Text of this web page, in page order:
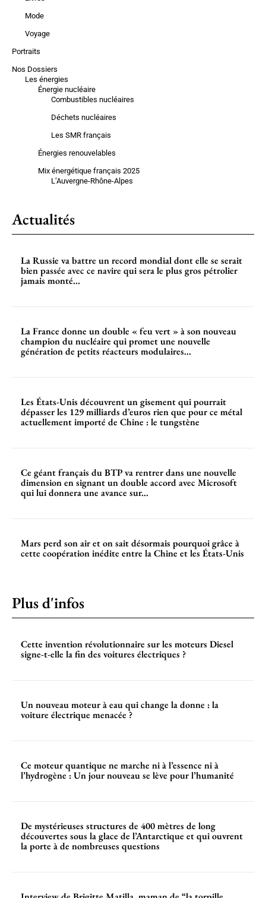
Mode
Voyage
Portraits
Nos Dossiers
Les énergies
Énergie nucléaire
Combustibles nucléaires
Déchets nucléaires
Les SMR français
Énergies renouvelables
Mix énergétique français 2025
L’Auvergne-Rhône-Alpes
Actualités
La Russie va battre un record mondial dont elle se serait
bien passée avec ce navire qui sera le plus gros pétrolier
jamais monté...
La France donne un double « feu vert » à son nouveau
champion du nucléaire qui promet une nouvelle
génération de petits réacteurs modulaires...
Les États-Unis découvrent un gisement qui pourrait
dépasser les 129 milliards d’euros rien que pour ce métal
actuellement importé de Chine : le tungstène
Ce géant français du BTP va rentrer dans une nouvelle
dimension en signant un double accord avec Microsoft
qui lui donnera une avance sur...
Mars perd son air et on sait désormais pourquoi grâce à
cette coopération inédite entre la Chine et les États-Unis
Plus d'infos
Cette invention révolutionnaire sur les moteurs Diesel
signe-t-elle la fin des voitures électriques ?
Un nouveau moteur à eau qui change la donne : la
voiture électrique menacée ?
Ce moteur quantique ne marche ni à l’essence ni à
l’hydrogène : Un jour nouveau se lève pour l’humanité
De mystérieuses structures de 400 mètres de long
découvertes sous la glace de l’Antarctique et qui ouvrent
la porte à de nombreuses questions